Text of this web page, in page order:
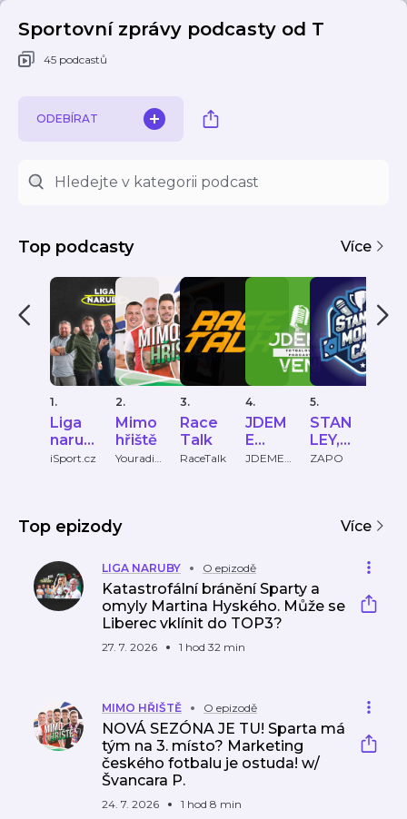
Sportovní zprávy podcasty od T
45 podcastů
ODEBÍRAT
Top podcasty Více
1.
Liga
narub
y
iSport.cz
2.
Mimo
hřiště
Youradio
3.
Race
Talk
RaceTalk
4.
JDEM
E
VEN!
JDEME
5.
STAN
LEY,
MON
ZAPO
Top epizody Více
LIGA NARUBY O epizodě
Katastrofální bránění Sparty a
omyly Martina Hyského. Může se
Liberec vklínit do TOP3?
27. 7. 2026 1 hod 32 min
MIMO HŘIŠTĚ O epizodě
NOVÁ SEZÓNA JE TU! Sparta má
tým na 3. místo? Marketing
českého fotbalu je ostuda! w/
Švancara P.
24. 7. 2026 1 hod 8 min